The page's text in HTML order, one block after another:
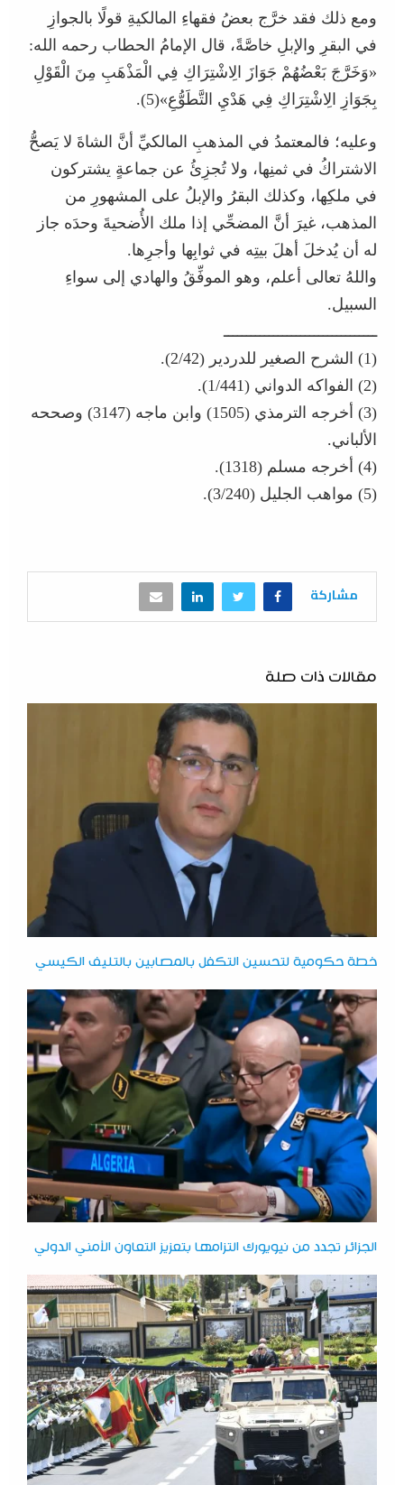
ومع ذلك فقد خرَّج بعضُ فقهاءِ المالكيةِ قولًا بالجوازِ
في البقرِ والإبلِ خاصَّةً، قال الإمامُ الحطاب رحمه الله:
«وَخَرَّجَ بَعْضُهُمْ جَوَازَ الِاشْتِرَاكِ فِي الْمَذْهَبِ مِنَ الْقَوْلِ
بِجَوَازِ الِاشْتِرَاكِ فِي هَدْيِ التَّطَوُّعِ»(5).
وعليه؛ فالمعتمدُ في المذهبِ المالكيِّ أنَّ الشاةَ لا يَصحُّ
الاشتراكُ في ثمنِها، ولا تُجزِئُ عن جماعةٍ يشتركون
في ملكِها، وكذلك البقرُ والإبلُ على المشهورِ من
المذهب، غيرَ أنَّ المضحِّي إذا ملك الأُضحيةَ وحدَه جاز
له أن يُدخلَ أهلَ بيتِه في ثوابِها وأجرِها.
واللهُ تعالى أعلم، وهو الموفِّقُ والهادي إلى سواءِ
السبيل.
ــــــــــــــــــــــــــــــــــ
(1) الشرح الصغير للدردير (2/42).
(2) الفواكه الدواني (1/441).
(3) أخرجه الترمذي (1505) وابن ماجه (3147) وصححه
الألباني.
(4) أخرجه مسلم (1318).
(5) مواهب الجليل (3/240).
مشاركة
مقالات ذات صلة
خطة حكومية لتحسين التكفل بالمصابين بالتليف الكيسي
الجزائر تجدد من نيويورك التزامها بتعزيز التعاون الأمني الدولي